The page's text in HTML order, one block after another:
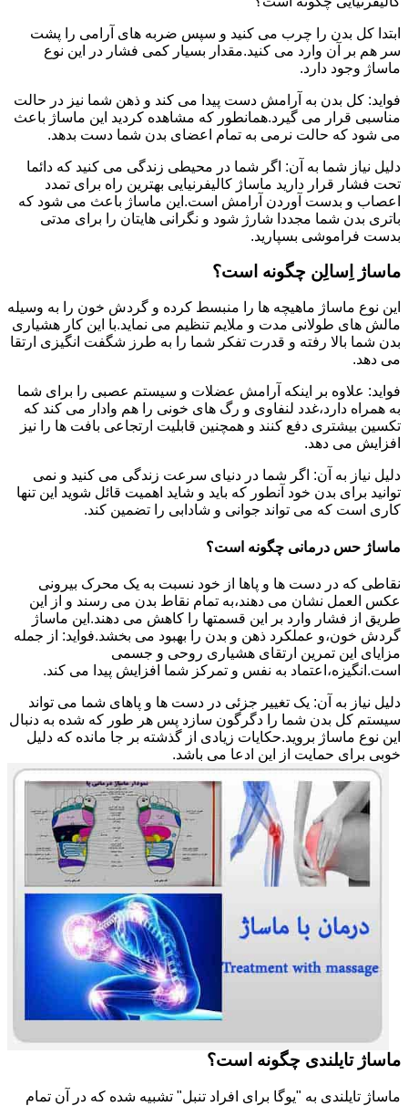
ابتدا کل بدن را چرب می کنید و سپس ضربه های آرامی را پشت
سر هم بر آن وارد می کنید.مقدار بسیار کمی فشار در این نوع
ماساژ وجود دارد.
فواید: کل بدن به آرامش دست پیدا می کند و ذهن شما نیز در حالت
مناسبی قرار می گیرد.همانطور که مشاهده کردید این ماساژ باعث
می شود که حالت نرمی به تمام اعضای بدن شما دست بدهد.
دلیل نیاز شما به آن: اگر شما در محیطی زندگی می کنید که دائما
تحت فشار قرار دارید ماساژ کالیفرنیایی بهترین راه برای تمدد
اعصاب و بدست آوردن آرامش است.این ماساژ باعث می شود که
باتری بدن شما مجددا شارژ شود و نگرانی هایتان را برای مدتی
بدست فراموشی بسپارید.
ماساژ اِسالِن چگونه است؟
این نوع ماساژ ماهیچه ها را منبسط کرده و گردش خون را به وسیله
مالش های طولانی مدت و ملایم تنظیم می نماید.با این کار هشیاری
بدن شما بالا رفته و قدرت تفکر شما را به طرز شگفت انگیزی ارتقا
می دهد.
فواید: علاوه بر اینکه آرامش عضلات و سیستم عصبی را برای شما
به همراه دارد،غدد لنفاوی و رگ های خونی را هم وادار می کند که
تکسین بیشتری دفع کنند و همچنین قابلیت ارتجاعی بافت ها را نیز
افزایش می دهد.
دلیل نیاز به آن: اگر شما در دنیای سرعت زندگی می کنید و نمی
توانید برای بدن خود آنطور که باید و شاید اهمیت قائل شوید این تنها
کاری است که می تواند جوانی و شادابی را تضمین کند.
ماساژ حس درمانی چگونه است؟
نقاطی که در دست ها و پاها از خود نسبت به یک محرک بیرونی
عکس العمل نشان می دهند،به تمام نقاط بدن می رسند و از این
طریق از فشار وارد بر این قسمتها را کاهش می دهند.این ماساژ
گردش خون،و عملکرد ذهن و بدن را بهبود می بخشد.فواید: از جمله
مزایای این تمرین ارتقای هشیاری روحی و جسمی
است.انگیزه،اعتماد به نفس و تمرکز شما افزایش پیدا می کند.
دلیل نیاز به آن: یک تغییر جزئی در دست ها و پاهای شما می تواند
سیستم کل بدن شما را دگرگون سازد پس هر طور که شده به دنبال
این نوع ماساژ بروید.حکایات زیادی از گذشته بر جا مانده که دلیل
خوبی برای حمایت از این ادعا می باشد.
ماساژ تایلندی چگونه است؟
ماساژ تایلندی به "یوگا برای افراد تنبل" تشبیه شده که در آن تمام